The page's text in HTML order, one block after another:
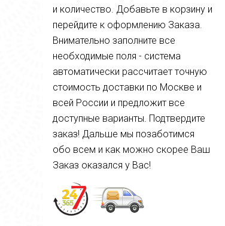
и количество. Добавьте в корзину и
перейдите к оформлению Заказа.
Внимательно заполните все
необходимые поля - система
автоматически рассчитает точную
стоимость доставки по Москве и
всей России и предложит все
доступные варианты. Подтвердите
заказ! Дальше мы позаботимся
обо всем и как можно скорее Ваш
Заказ оказался у Вас!